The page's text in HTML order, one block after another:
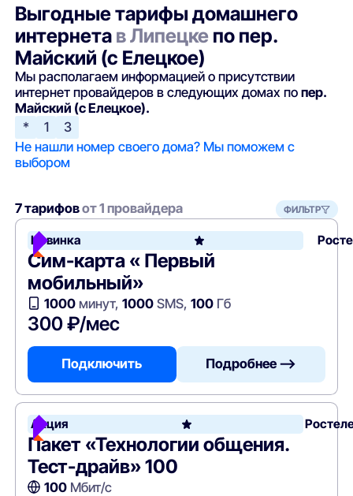
Выгодные тарифы домашнего
интернета в Липецке по пер.
Майский (с Елецкое)
Мы располагаем информацией о присутствии
интернет провайдеров в следующих домах попер.
Майский (с Елецкое).
*
1
3
Не нашли номер своего дома? Мы поможем с
выбором
7 тарифовот 1 провайдера ФИЛЬТР
Новинка
Сим-карта « Первый
мобильный»
1000минут, 1000SMS, 100Гб
300 ₽/мес
Подключить Подробнее —>
Акция
Пакет «Технологии общения.
Тест-драйв» 100
100Мбит/с